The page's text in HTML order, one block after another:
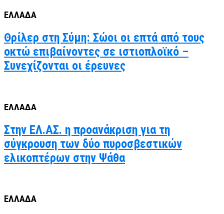
ΕΛΛΑΔΑ
Θρίλερ στη Σύμη: Σώοι οι επτά από τους
οκτώ επιβαίνοντες σε ιστιοπλοϊκό –
Συνεχίζονται οι έρευνες
ΕΛΛΑΔΑ
Στην ΕΛ.ΑΣ. η προανάκριση για τη
σύγκρουση των δύο πυροσβεστικών
ελικοπτέρων στην Ψάθα
ΕΛΛΑΔΑ